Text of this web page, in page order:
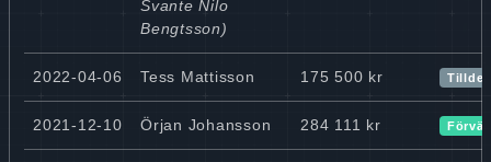
Svante Nilo
Bengtsson)
2022-04-06 Tess Mattisson 175 500 kr
2021-12-10 Örjan Johansson 284 111 kr